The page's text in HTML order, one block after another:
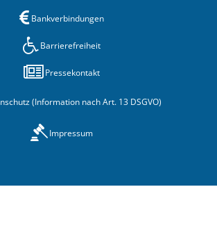
Bankverbindungen
Barrierefreiheit
Pressekontakt
(Information nach Art. 13 DSGVO)
Impressum